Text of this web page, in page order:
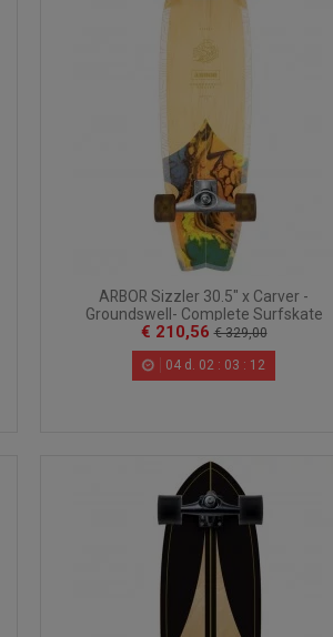
ARBOR Sizzler 30.5" x Carver -
Groundswell- Complete Surfskate
€ 210,56 € 329,00
04 d. 02 : 03 : 10